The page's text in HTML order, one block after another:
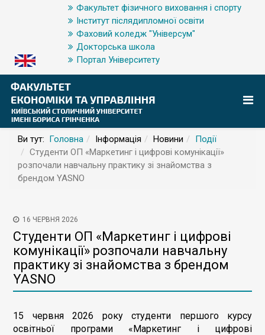
Факультет фізичного виховання і спорту
Інститут післядипломної освіти
Фаховий коледж "Універсум"
Докторська школа
Портал Університету
Ви тут: Головна Інформація Новини
Події
Студенти ОП «Маркетинг і цифрові комунікації»
розпочали навчальну практику зі знайомства з
брендом YASNO
16 ЧЕРВНЯ 2026
Студенти ОП «Маркетинг і цифрові
комунікації» розпочали навчальну
практику зі знайомства з брендом
YASNO
15 червня 2026 року студенти першого курсу
освітньої програми «Маркетинг і цифрові